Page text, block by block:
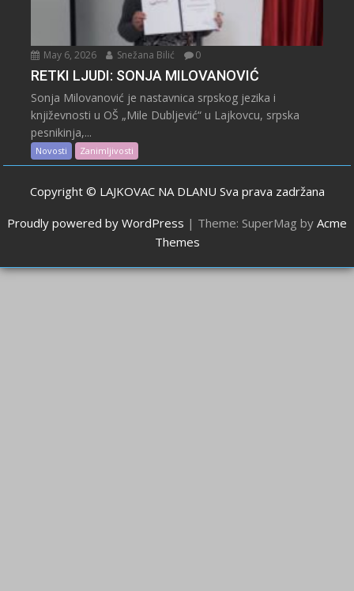
May 6, 2026 Snežana Bilić 0
RETKI LJUDI: SONJA MILOVANOVIĆ
Sonja Milovanović je nastavnica srpskog jezika i
književnosti u OŠ „Mile Dubljević“ u Lajkovcu, srpska
pesnikinja,...
Novosti Zanimljivosti
Copyright © LAJKOVAC NA DLANU Sva prava zadržana
Proudly powered by WordPress | Theme: SuperMag by Acme
Themes